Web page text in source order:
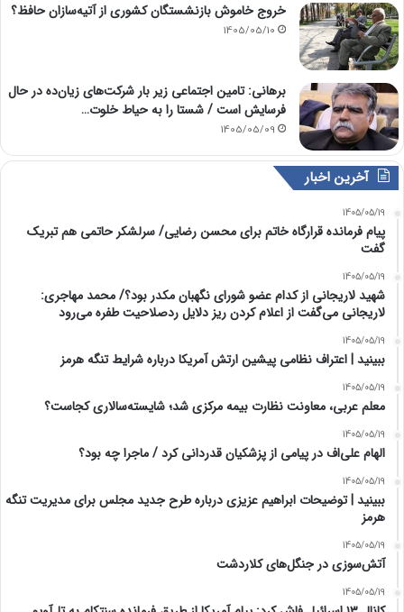
خروج خاموش بازنشستگان کشوری از آتیه‌سازان حافظ؟
1405/05/10
برهانی: تامین اجتماعی زیر بار شرکت‌های زیان‌ده در حال
فرسایش است / شستا را به حیاط خلوت…
1405/05/09
آخرین اخبار
1405/05/19
پیام فرمانده قرارگاه خاتم برای محسن رضایی/ سرلشکر حاتمی هم تبریک
گفت
1405/05/19
شهید لاریجانی از کدام عضو شورای نگهبان مکدر بود؟/ محمد مهاجری:
لاریجانی می‌گفت از اعلام کردن ریز دلایل ردصلاحیت طفره می‌رود
1405/05/19
ببینید | اعتراف نظامی پیشین ارتش آمریکا درباره شرایط تنگه هرمز
1405/05/19
معلم عربی، معاونت نظارت بیمه مرکزی شد؛ شایسته‌سالاری کجاست؟
1405/05/19
الهام علی‌اف در پیامی از پزشکیان قدردانی کرد / ماجرا چه بود؟
1405/05/19
ببینید | توضیحات ابراهیم عزیزی درباره طرح جدید مجلس برای مدیریت تنگه
هرمز
1405/05/19
آتش‌سوزی در جنگل‌های کلاردشت
1405/05/19